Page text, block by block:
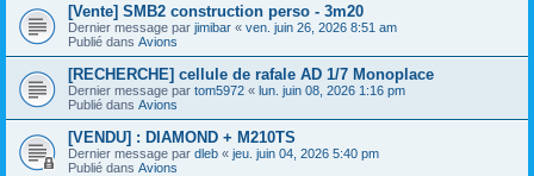
[Vente] SMB2 construction perso - 3m20
Dernier message par jimibar « ven. juin 26, 2026 8:51 am
Publié dans Avions
[RECHERCHE] cellule de rafale AD 1/7 Monoplace
Dernier message par tom5972 « lun. juin 08, 2026 1:16 pm
Publié dans Avions
[VENDU] : DIAMOND + M210TS
Dernier message par dleb « jeu. juin 04, 2026 5:40 pm
Publié dans Avions